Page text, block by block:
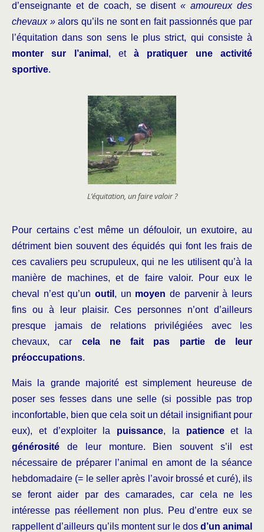
d’enseignante et de coach, se disent« amoureux des
chevaux »alors qu’ils ne sont en fait passionnés que par
l’équitation dans son sens le plus strict, qui consiste à
monter sur l’animal , età pratiquer une activité
sportive.
L’équitation, un faire valoir ?
Pour certains c’est même un défouloir, un exutoire, au
détriment bien souvent des équidés qui font les frais de
ces cavaliers peu scrupuleux, qui ne les utilisent qu’à la
manière de machines, et de faire valoir. Pour eux le
cheval n’est qu’un outil , un moyen de parvenir à leurs
fins ou à leur plaisir. Ces personnes n’ont d’ailleurs
presque jamais de relations privilégiées avec les
chevaux, car cela ne fait pas partie de leur
préoccupations.
Mais la grande majorité est simplement heureuse de
poser ses fesses dans une selle (si possible pas trop
inconfortable, bien que cela soit un détail insignifiant pour
eux), et d’exploiter la puissance, la patienceet la
générosité de leur monture. Bien souvent s’il est
nécessaire de préparer l’animal en amont de la séance
hebdomadaire (= le seller après l’avoir brossé et curé), ils
se feront aider par des camarades, car cela ne les
intéresse pas réellement non plus. Peu d’entre eux se
rappellent d’ailleurs qu’ils montent sur le dos d’un animal